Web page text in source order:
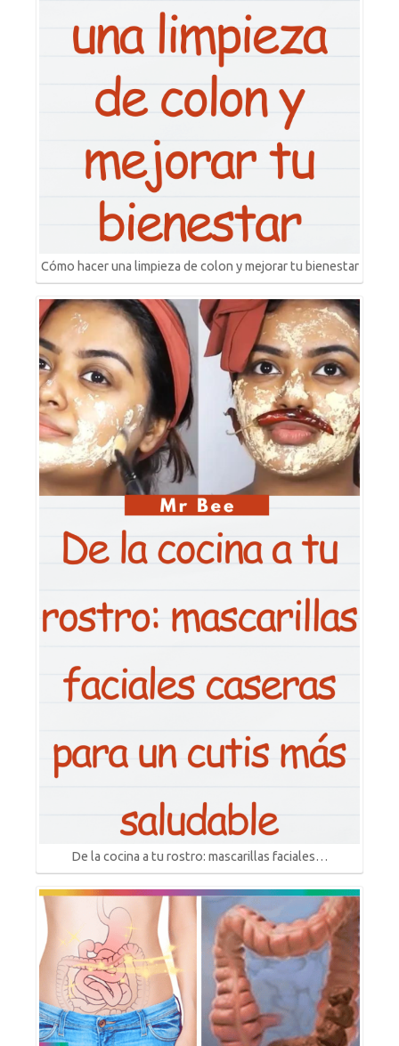
Cómo hacer una limpieza de colon y mejorar tu bienestar
De la cocina a tu rostro: mascarillas faciales…